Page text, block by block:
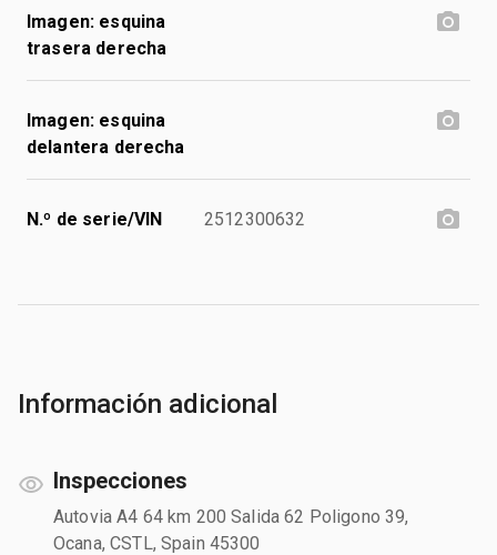
Imagen: esquina
trasera derecha
Imagen: esquina
delantera derecha
N.º de serie/VIN 2512300632
Información adicional
Inspecciones
Autovia A4 64 km 200 Salida 62 Poligono 39,
Ocana, CSTL, Spain 45300